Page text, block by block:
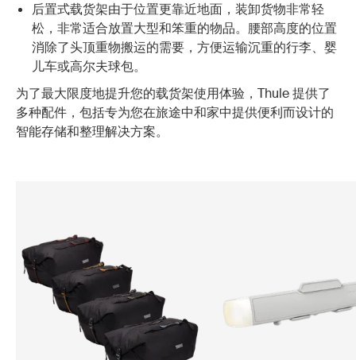
后置式载货架由于位置更靠近地面，装卸货物非常轻
松，非常适合放置大型和笨重的物品。腰部高度的位置
消除了头顶重物搬运的需要，方便运输沉重的行李、婴
儿车或高尔夫球包。
为了最大限度地提升您的载货架使用体验，Thule 提供了
多种配件，包括专为您在旅途中和家中提供便利而设计的
智能存储和整理解决方案。